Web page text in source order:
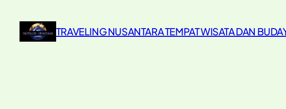
TRAVELING NUSANTARA TEMPAT WISATA DAN